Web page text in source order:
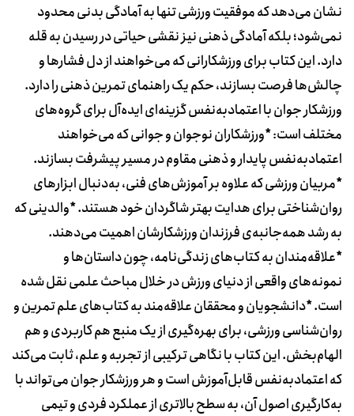
نشان می‌دهد که موفقیت ورزشی تنها به آمادگی بدنی محدود
نمی‌شود؛ بلکه آمادگی ذهنی نیز نقشی حیاتی در رسیدن به قله
دارد. این کتاب برای ورزشکارانی که می‌خواهند از دل فشارها و
چالش‌ها فرصت بسازند، حکم یک راهنمای تمرین ذهنی را دارد.
ورزشکار جوان با اعتمادبه‌نفس گزینه‌ای ایده‌آل برای گروه‌های
مختلف است: *ورزشکاران نوجوان و جوانی که می‌خواهند
اعتمادبه‌نفس پایدار و ذهنی مقاوم در مسیر پیشرفت بسازند.
*مربیان ورزشی که علاوه بر آموزش‌های فنی، به‌دنبال ابزارهای
روان‌شناختی برای هدایت بهتر شاگردان خود هستند. *والدینی که
به رشد همه‌جانبه‌ی فرزندان ورزشکارشان اهمیت می‌دهند.
*علاقه‌مندان به کتاب‌های زندگی‌نامه، چون داستان‌ها و
نمونه‌های واقعی از دنیای ورزش در خلال مباحث علمی نقل شده
است. *دانشجویان و محققان علاقه‌مند به کتاب‌های علم تمرین و
روان‌شناسی ورزشی، برای بهره‌گیری از یک منبع هم کاربردی و هم
الهام‌بخش. این کتاب با نگاهی ترکیبی از تجربه و علم، ثابت می‌کند
که اعتمادبه‌نفس قابل‌آموزش است و هر ورزشکار جوان می‌تواند با
به‌کارگیری اصول آن، به سطح بالاتری از عملکرد فردی و تیمی